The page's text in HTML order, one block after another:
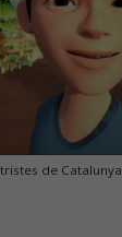
de Catalunya.